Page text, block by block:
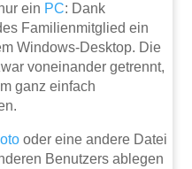
ein PC: Dank
Familienmitglied ein
Windows-Desktop. Die
voneinander getrennt,
ganz einfach
oder eine andere Datei
Benutzers ablegen